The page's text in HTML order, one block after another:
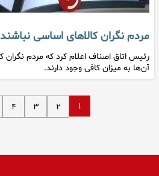
مردم نگران کالاهای اساسی نباشند
رئیس اتاق اصناف اعلام کرد که مردم نگران
آن‌ها به میزان کافی وجود دارند.
۱ ۲ ۳ ۴